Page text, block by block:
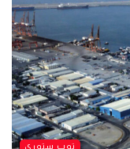
توب ستوري